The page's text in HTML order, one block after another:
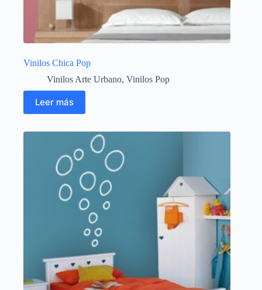
Vinilos Chica Pop
Vinilos Arte Urbano, Vinilos Pop
Leer más